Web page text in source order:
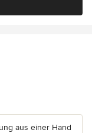
aus einer Hand